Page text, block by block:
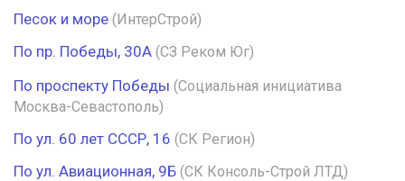
Песок и море (ИнтерСтрой)
По пр. Победы, 30А (СЗ Реком Юг)
По проспекту Победы (Социальная инициатива
Москва-Севастополь)
По ул. 60 лет СССР, 16 (СК Регион)
По ул. Авиационная, 9Б (СК Консоль-Строй ЛТД)